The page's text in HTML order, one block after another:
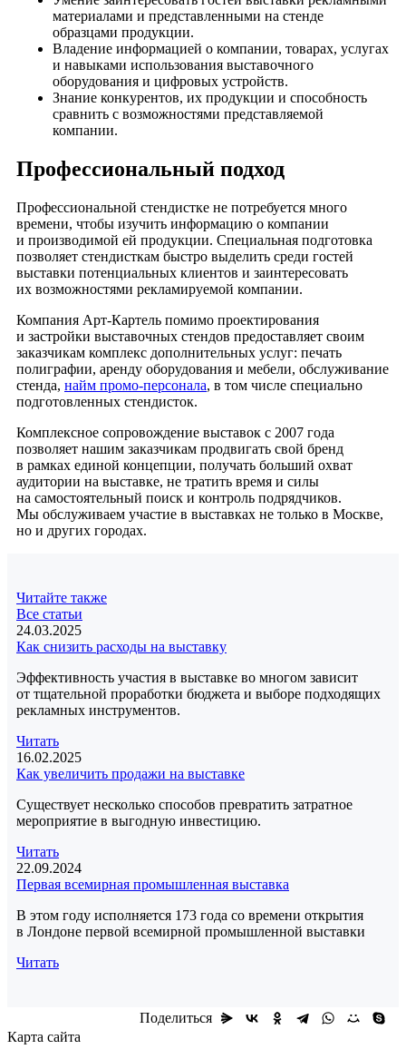
материалами и представленными на стенде
образцами продукции.
Владение информацией о компании, товарах, услугах
и навыками использования выставочного
оборудования и цифровых устройств.
Знание конкурентов, их продукции и способность
сравнить с возможностями представляемой
компании.
Профессиональный подход
Профессиональной стендистке не потребуется много
времени, чтобы изучить информацию о компании
и производимой ей продукции. Специальная подготовка
позволяет стендисткам быстро выделить среди гостей
выставки потенциальных клиентов и заинтересовать
их возможностями рекламируемой компании.
Компания Арт-Картель помимо проектирования
и застройки выставочных стендов предоставляет своим
заказчикам комплекс дополнительных услуг: печать
полиграфии, аренду оборудования и мебели, обслуживание
стенда, найм промо-персонала, в том числе специально
подготовленных стендисток.
Комплексное сопровождение выставок с 2007 года
позволяет нашим заказчикам продвигать свой бренд
в рамках единой концепции, получать больший охват
аудитории на выставке, не тратить время и силы
на самостоятельный поиск и контроль подрядчиков.
Мы обслуживаем участие в выставках не только в Москве,
но и других городах.
Читайте также
Все статьи
24.03.2025
Как снизить расходы на выставку
Эффективность участия в выставке во многом зависит
от тщательной проработки бюджета и выборе подходящих
рекламных инструментов.
Читать
16.02.2025
Как увеличить продажи на выставке
Существует несколько способов превратить затратное
мероприятие в выгодную инвестицию.
Читать
22.09.2024
Первая всемирная промышленная выставка
В этом году исполняется 173 года со времени открытия
в Лондоне первой всемирной промышленной выставки
Читать
Поделиться
Карта сайта